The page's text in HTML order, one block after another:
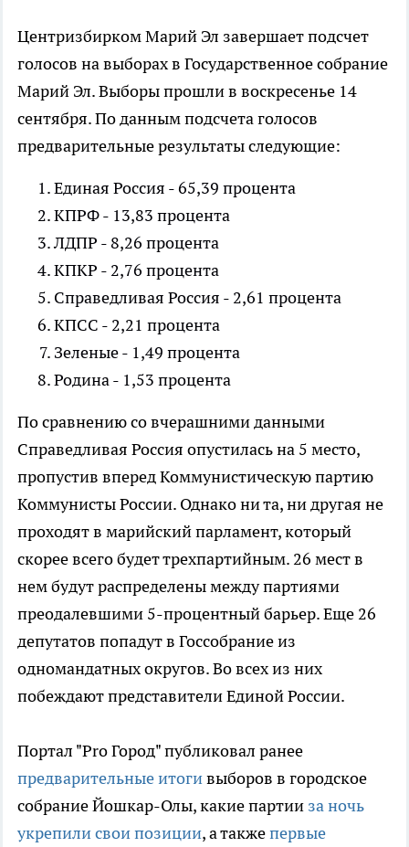
Центризбирком Марий Эл завершает подсчет
голосов на выборах в Государственное собрание
Марий Эл. Выборы прошли в воскресенье 14
сентября. По данным подсчета голосов
предварительные результаты следующие:
Единая Россия - 65,39 процента
КПРФ - 13,83 процента
ЛДПР - 8,26 процента
КПКР - 2,76 процента
Справедливая Россия - 2,61 процента
КПСС - 2,21 процента
Зеленые - 1,49 процента
Родина - 1,53 процента
По сравнению со вчерашними данными
Справедливая Россия опустилась на 5 место,
пропустив вперед Коммунистическую партию
Коммунисты России. Однако ни та, ни другая не
проходят в марийский парламент, который
скорее всего будет трехпартийным. 26 мест в
нем будут распределены между партиями
преодалевшими 5-процентный барьер. Еще 26
депутатов попадут в Госсобрание из
одномандатных округов. Во всех из них
побеждают представители Единой России.
Портал "Pro Город" публиковал ранее
предварительные итогивыборов в городское
собрание Йошкар-Олы, какие партии за ночь
укрепили свои позиции, а такжепервые